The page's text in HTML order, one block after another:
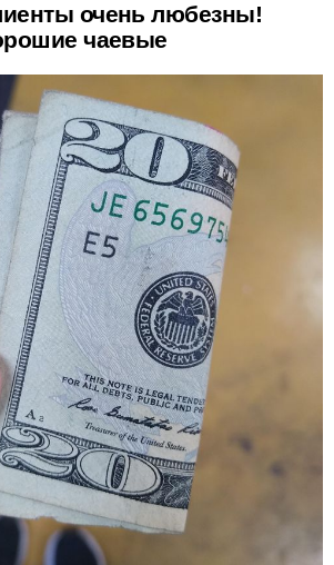
очень любезны!
чаевые